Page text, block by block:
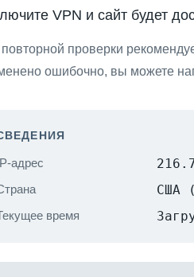
VPN и сайт будет
проверки
ошибочно, вы можете
адрес
США
время